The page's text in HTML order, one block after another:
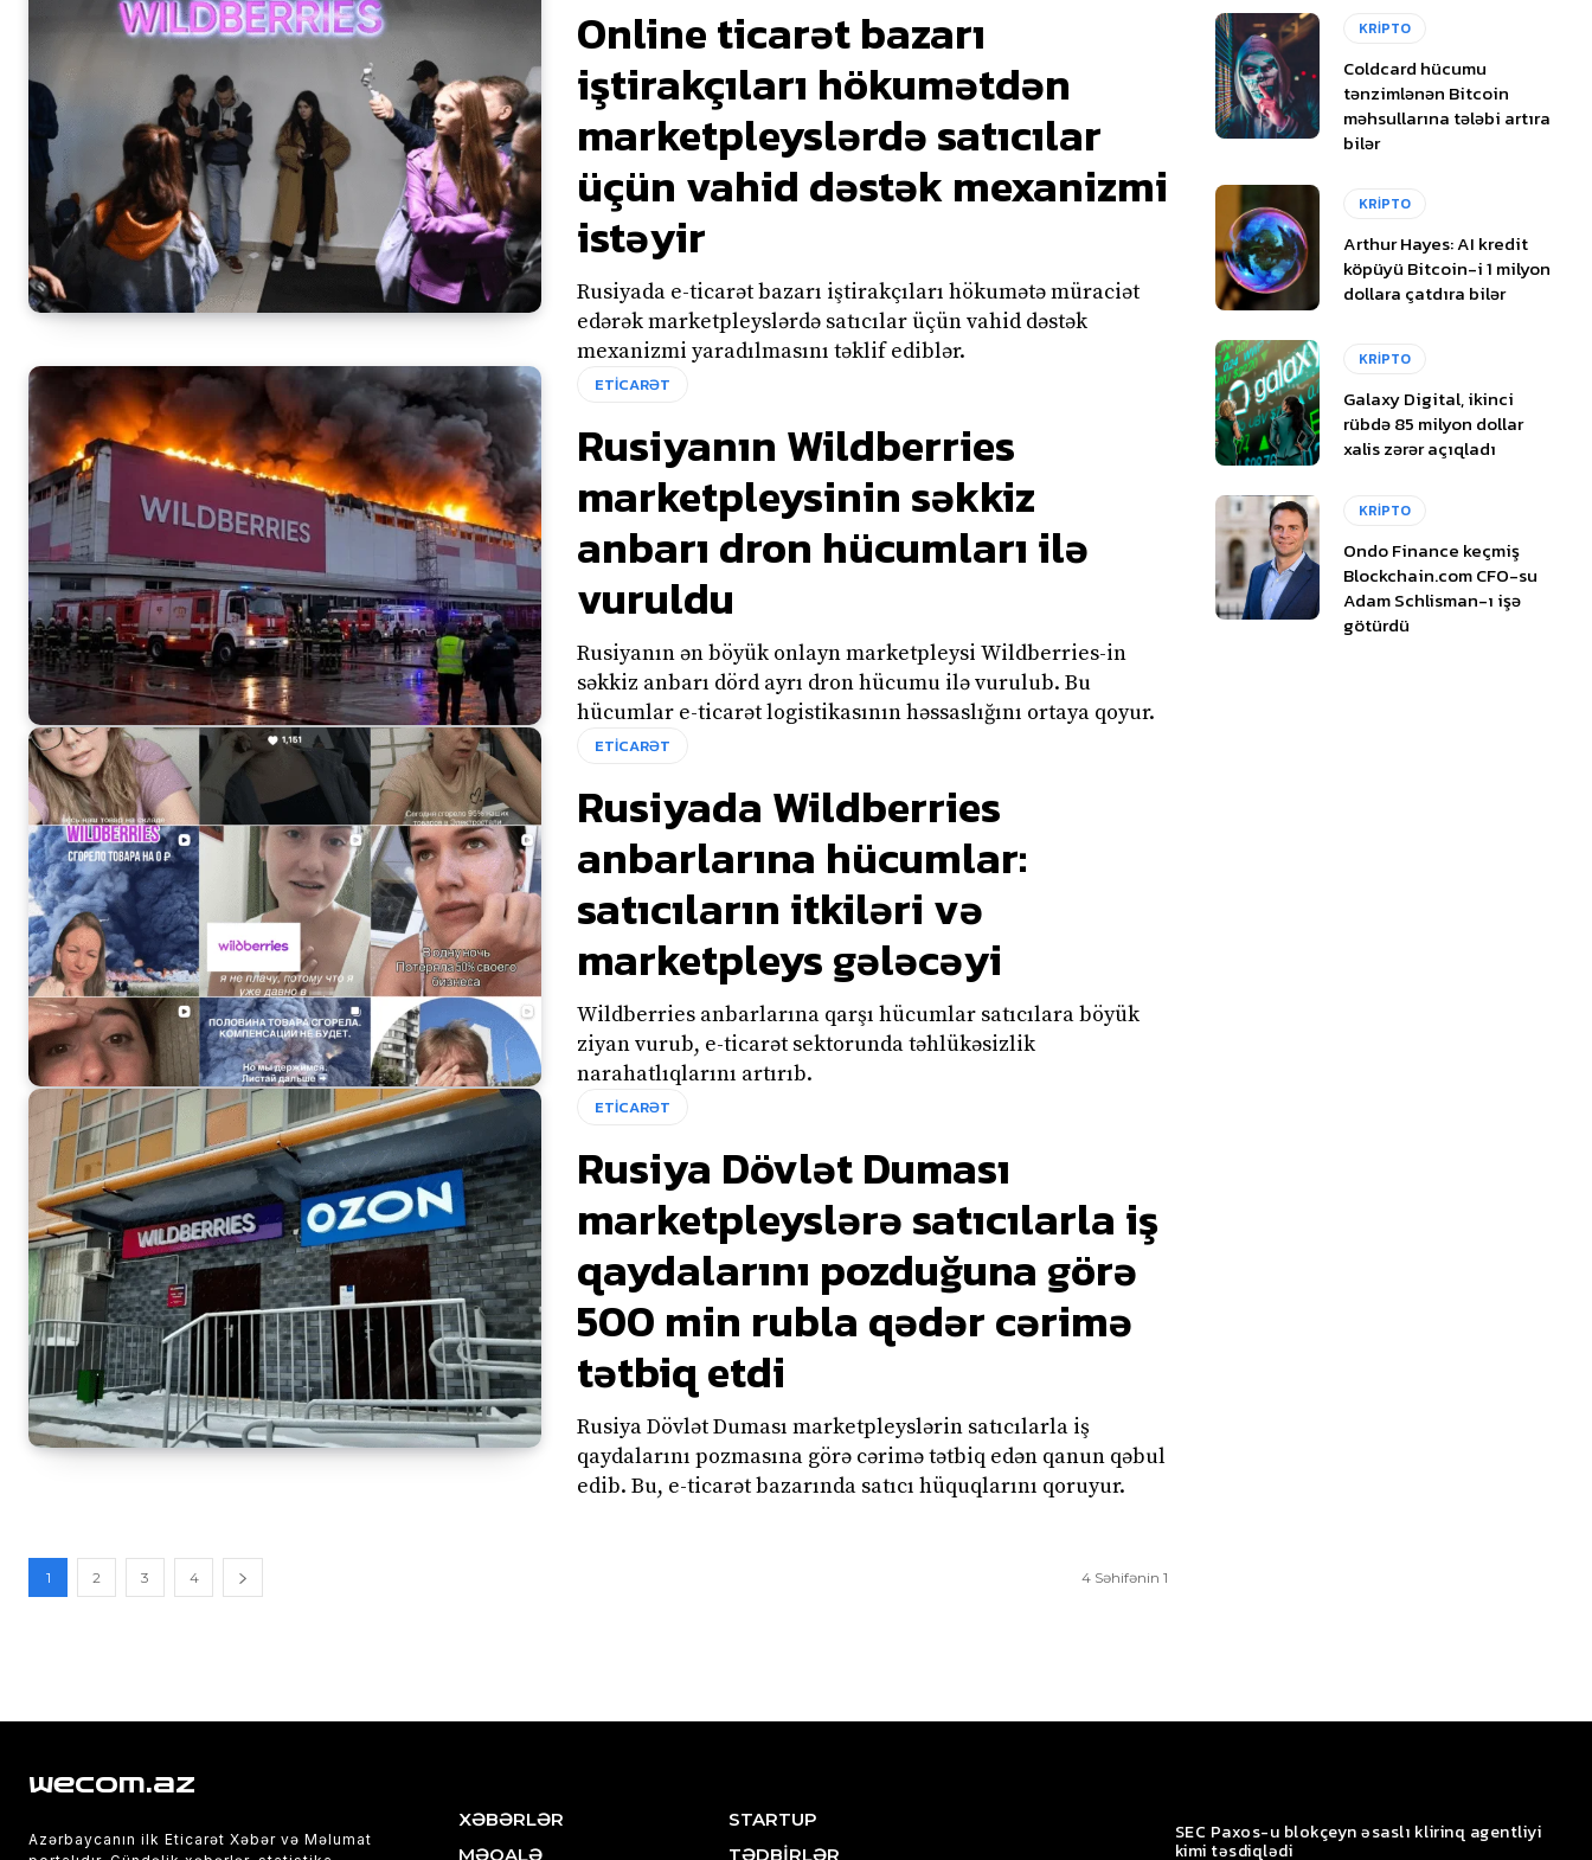
Online ticarət bazarı
iştirakçıları hökumətdən
marketpleyslərdə satıcılar
üçün vahid dəstək mexanizmi
istəyir
Rusiyada e-ticarət bazarı iştirakçıları hökumətə müraciət
edərək marketpleyslərdə satıcılar üçün vahid dəstək
mexanizmi yaradılmasını təklif ediblər.
ETİCARƏT
Rusiyanın Wildberries
marketpleysinin səkkiz
anbarı dron hücumları ilə
vuruldu
Rusiyanın ən böyük onlayn marketpleysi Wildberries-in
səkkiz anbarı dörd ayrı dron hücumu ilə vurulub. Bu
hücumlar e-ticarət logistikasının həssaslığını ortaya qoyur.
ETİCARƏT
Rusiyada Wildberries
anbarlarına hücumlar:
satıcıların itkiləri və
marketpleys gələcəyi
Wildberries anbarlarına qarşı hücumlar satıcılara böyük
ziyan vurub, e-ticarət sektorunda təhlükəsizlik
narahatlıqlarını artırıb.
ETİCARƏT
Rusiya Dövlət Duması
marketpleyslərə satıcılarla iş
qaydalarını pozduğuna görə
500 min rubla qədər cərimə
tətbiq etdi
Rusiya Dövlət Duması marketpleyslərin satıcılarla iş
qaydalarını pozmasına görə cərimə tətbiq edən qanun qəbul
edib. Bu, e-ticarət bazarında satıcı hüquqlarını qoruyur.
1 2 3 4 4 Səhifənin 1
KRİPTO
Coldcard hücumu
tənzimlənən Bitcoin
məhsullarına tələbi artıra
bilər
KRİPTO
Arthur Hayes: AI kredit
köpüyü Bitcoin-i 1 milyon
dollara çatdıra bilər
KRİPTO
Galaxy Digital, ikinci
rübdə 85 milyon dollar
xalis zərər açıqladı
KRİPTO
Ondo Finance keçmiş
Blockchain.com CFO-su
Adam Schlisman-ı işə
götürdü
wecom.az
Azərbaycanın ilk Eticarət Xəbər və Məlumat
XƏBƏRLƏR
MƏQALƏ
STARTUP
TƏDBİRLƏR
SEC Paxos-u blokçeyn əsaslı klirinq agentliyi
kimi təsdiqlədi